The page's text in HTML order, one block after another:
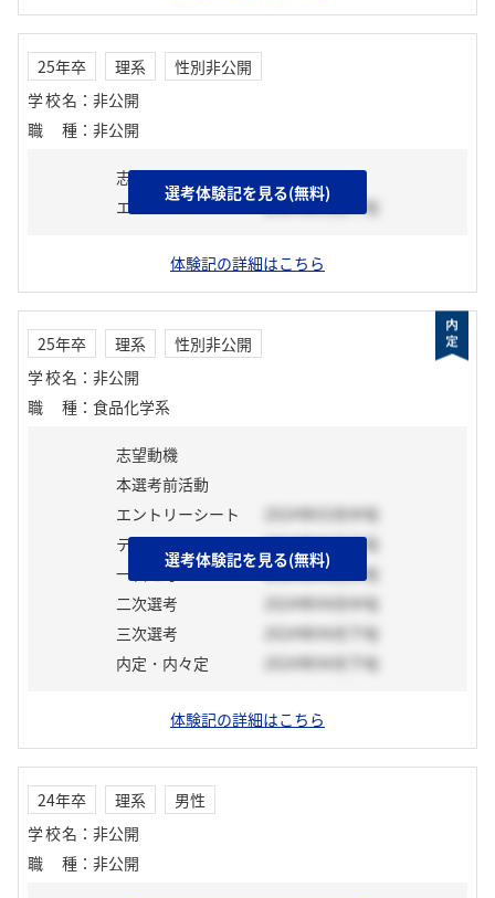
25年卒 理系
性別非公開
学校名 ： 非公開
職種 ： 非公開
志望動機
エントリーシート
2024年03月下旬
体験記の詳細はこちら
選考体験記を見る(無料)
25年卒 理系
性別非公開
学校名 ： 非公開
職種 ： 食品化学系
志望動機
本選考前活動
エントリーシート
2024年03月中旬
テスト
2024年03月下旬
一次選考
2024年04月中旬
二次選考
2024年04月中旬
三次選考
2024年04月下旬
内定・内々定
2024年04月下旬
体験記の詳細はこちら
選考体験記を見る(無料)
24年卒 理系
男性
学校名 ： 非公開
職種 ： 非公開